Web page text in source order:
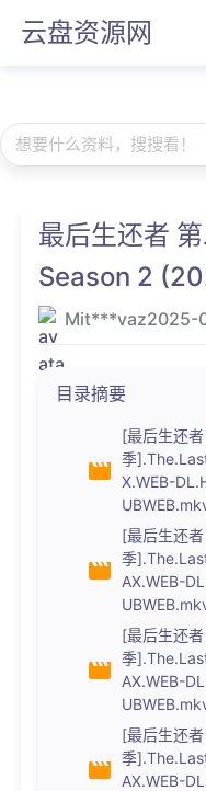
云盘资源网
想要什么资料，搜搜看！
最后生还者
Season 2
Mit***vaz2025-
目录摘要
[最后生还者
季
X.WEB-
[最后生还者
季
AX.WEB-
[最后生还者
季
AX.WEB-
[最后生还者
季
AX.WEB-